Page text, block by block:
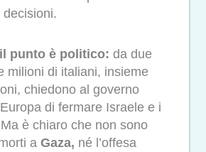
il punto è politico: da due
milioni di italiani, insieme
chiedono al governo
di fermare Israele e i
è chiaro che non sono
a Gaza, né l’offesa